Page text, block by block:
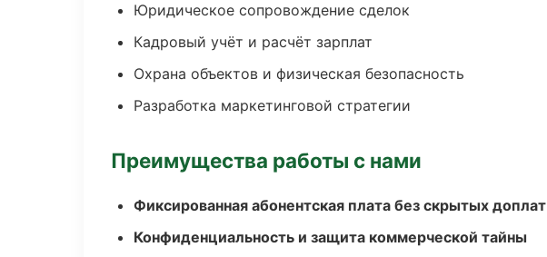
Юридическое сопровождение сделок
Кадровый учёт и расчёт зарплат
Охрана объектов и физическая безопасность
Разработка маркетинговой стратегии
Преимущества работы с нами
Фиксированная абонентская плата без скрытых доплат
Конфиденциальность и защита коммерческой тайны